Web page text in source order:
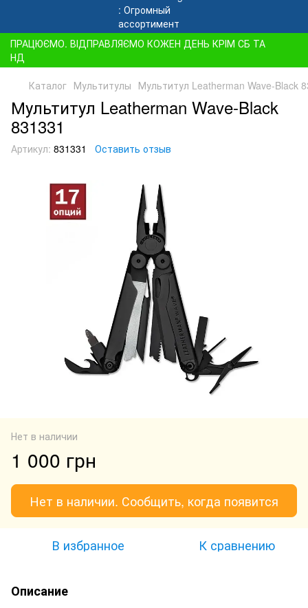
ПРАЦЮЄМО. ВІДПРАВЛЯЄМО КОЖЕН ДЕНЬ КРІМ СБ ТА
НД
Каталог Мультитулы Мультитул Leatherman Wave-Black
Мультитул Leatherman Wave-Black
831331
Артикул: 831331 Оставить отзыв
Нет в наличии
1 000 грн
Нет в наличии. Сообщить, когда появится
В избранное К сравнению
Описание